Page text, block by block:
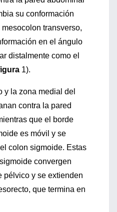
su conformación
transverso,
en el ángulo
distalmente como el
1).
y la zona medial del
contra la pared
que el borde
es móvil y se
colon sigmoide. Estas
convergen
pélvico y se extienden
que termina en